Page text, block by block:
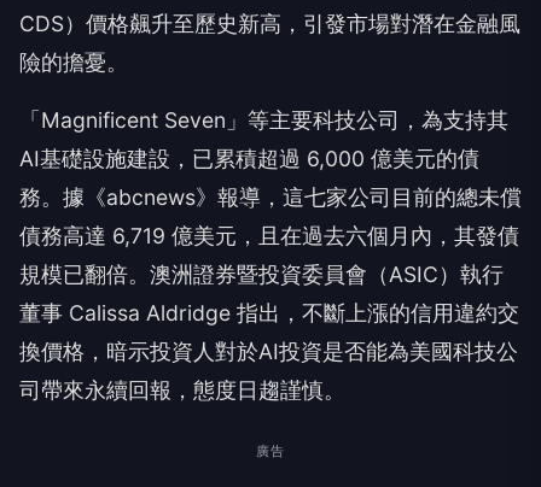
CDS）價格飆升至歷史新高，引發市場對潛在金融風
險的擔憂。
「Magnificent Seven」等主要科技公司，為支持其
AI基礎設施建設，已累積超過 6,000 億美元的債
務。據《abcnews》報導，這七家公司目前的總未償
債務高達 6,719 億美元，且在過去六個月內，其發債
規模已翻倍。澳洲證券暨投資委員會（ASIC）執行
董事 Calissa Aldridge 指出，不斷上漲的信用違約交
換價格，暗示投資人對於AI投資是否能為美國科技公
司帶來永續回報，態度日趨謹慎。
廣告